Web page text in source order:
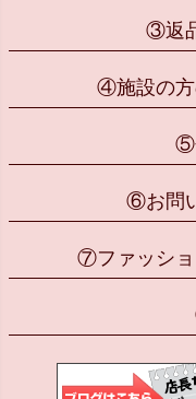
③返
④施設の方
⑤
⑥お問
⑦ファッショ